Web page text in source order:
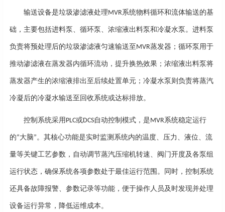
输送设备是垃圾渗滤液处理 MVR系统物料循环和流体输送的基
础，主要包括进料泵、循环泵、浓缩液出料泵和冷凝水泵。进料泵
负责将预处理后的垃圾渗滤液匀速输送至 MVR蒸发器；循环泵用于
推动渗滤液在蒸发器内循环流动，提升换热效果；浓缩液出料泵将
蒸发器产生的浓缩液排出至后续处置单元；冷凝水泵则负责将蒸汽
冷凝后的冷凝水输送至回收系统或达标排放。
控制系统采用 PLC或DCS自动控制模式，是 MVR系统稳定运行
的“大脑” 。其核心功能是实时监测系统内的温度、压力、液位、流
量等关键工艺参数，自动调节蒸汽压缩机转速、阀门开度及各泵组
运行状态，确保系统各项参数处于最佳运行范围。同时，控制系统
还具备故障报警、参数记录等功能，便于操作人员及时发现并处理
设备运行异常，降低运维成本。